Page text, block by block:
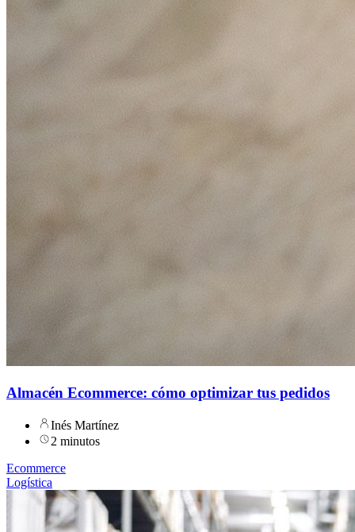
Almacén Ecommerce: cómo optimizar tus pedidos
Inés Martínez
2 minutos
Ecommerce
Logística